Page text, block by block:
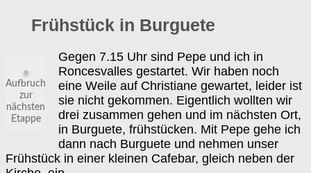
Frühstück in Burguete
Aufbruch
zur
nächsten
Etappe
Gegen 7.15 Uhr sind Pepe und ich in
Roncesvalles gestartet. Wir haben noch
eine Weile auf Christiane gewartet, leider ist
sie nicht gekommen. Eigentlich wollten wir
drei zusammen gehen und im nächsten Ort,
in Burguete, frühstücken. Mit Pepe gehe ich
dann nach Burguete und nehmen unser
Frühstück in einer kleinen Cafebar, gleich neben der